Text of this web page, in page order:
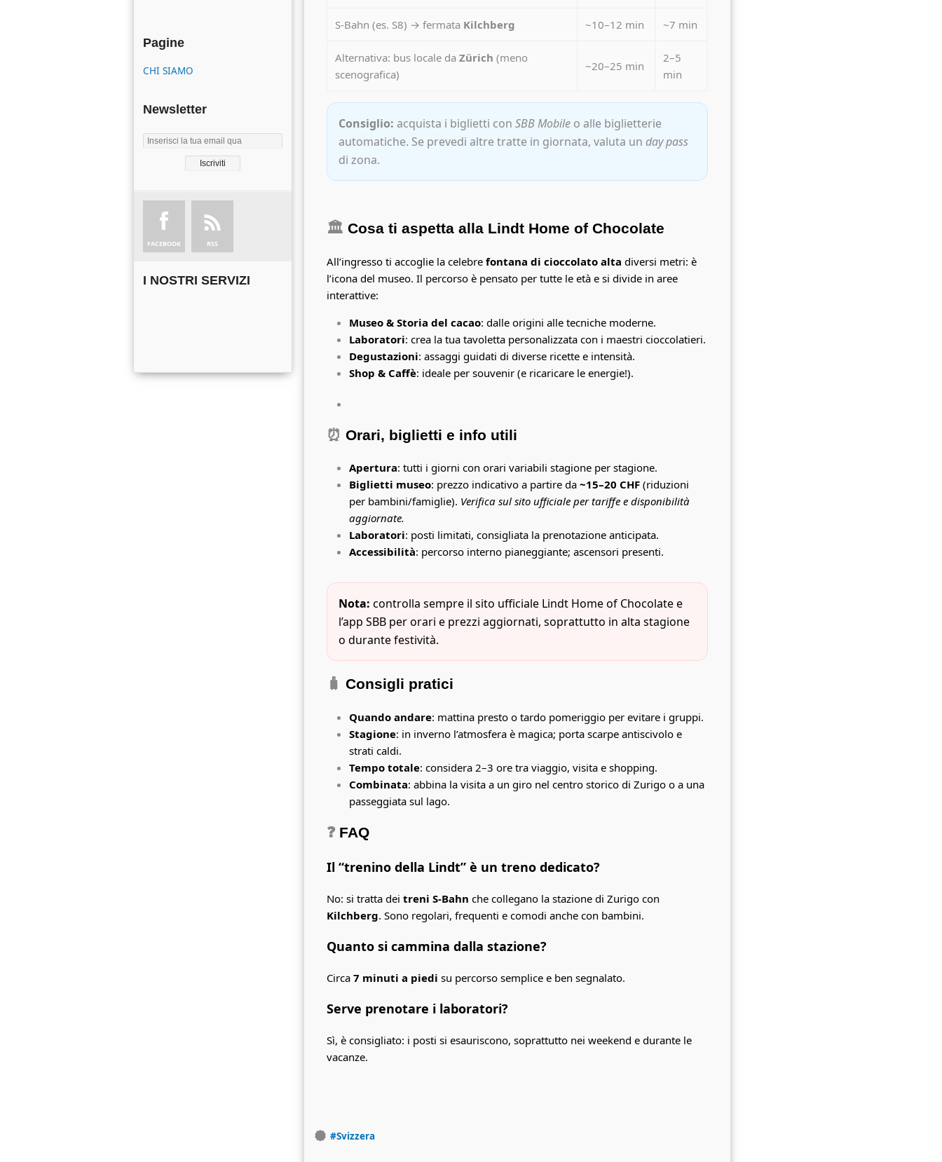
Pagine
CHI SIAMO
Newsletter
FACEBOOK RSS
I NOSTRI SERVIZI
S-Bahn (es. S8) → fermata Kilchberg ~10–12 min ~7 min
Alternativa: bus locale daZürich (meno
scenografica)
~20–25 min
2–5
min
Consiglio: acquista i biglietti conSBB Mobile o alle biglietterie
automatiche. Se prevedi altre tratte in giornata, valuta unday pass
di zona.
🏛️Cosa ti aspetta alla Lindt Home of Chocolate
All’ingresso ti accoglie la celebrefontana di cioccolato alta diversi metri: è
l’icona del museo. Il percorso è pensato per tutte le età e si divide in aree
interattive:
Museo & Storia del cacao: dalle origini alle tecniche moderne.
Laboratori: crea la tua tavoletta personalizzata con i maestri cioccolatieri.
Degustazioni: assaggi guidati di diverse ricette e intensità.
Shop & Caffè: ideale per souvenir (e ricaricare le energie!).
⏰Orari, biglietti e info utili
Apertura: tutti i giorni con orari variabili stagione per stagione.
Biglietti museo: prezzo indicativo a partire da~15–20 CHF (riduzioni
per bambini/famiglie). Verifica sul sito ufficiale per tariffe e disponibilità
aggiornate.
Laboratori: posti limitati, consigliata la prenotazione anticipata.
Accessibilità: percorso interno pianeggiante; ascensori presenti.
Nota: controlla sempre il sito ufficiale Lindt Home of Chocolatee
l’appSBB per orari e prezzi aggiornati, soprattutto in alta stagione
o durante festività.
🧳 Consigli pratici
Quando andare: mattina presto o tardo pomeriggio per evitare i gruppi.
Stagione: in inverno l’atmosfera è magica; porta scarpe antiscivolo e
strati caldi.
Tempo totale: considera 2–3 ore tra viaggio, visita e shopping.
Combinata: abbina la visita a un giro nel centro storico di Zurigo o a una
passeggiata sul lago.
❓ FAQ
Il “trenino della Lindt” è un treno dedicato?
No: si tratta deitreni S-Bahn che collegano la stazione di Zurigo con
Kilchberg. Sono regolari, frequenti e comodi anche con bambini.
Quanto si cammina dalla stazione?
Circa7 minuti a piedi su percorso semplice e ben segnalato.
Serve prenotare i laboratori?
Sì, è consigliato: i posti si esauriscono, soprattutto nei weekend e durante le
vacanze.
#Svizzera